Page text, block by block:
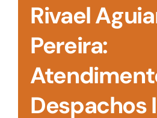
Rivael
Pereira:
Despachos